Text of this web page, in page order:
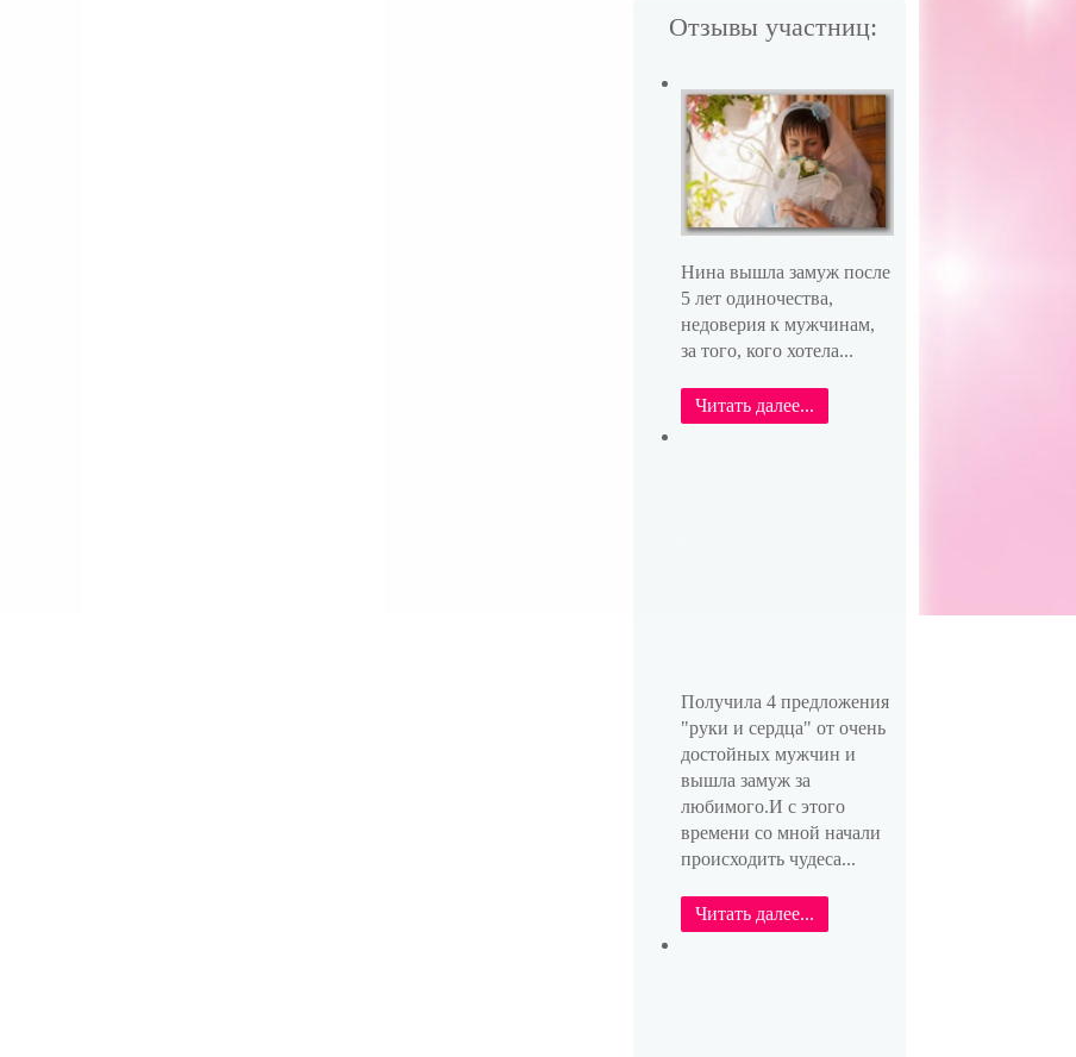
Отзывы участниц:
Нина вышла замуж после
5 лет одиночества,
недоверия к мужчинам,
за того, кого хотела...
Читать далее...
Получила 4 предложения
"руки и сердца" от очень
достойных мужчин и
вышла замуж за
любимого.И с этого
времени со мной начали
происходить чудеса...
Читать далее...